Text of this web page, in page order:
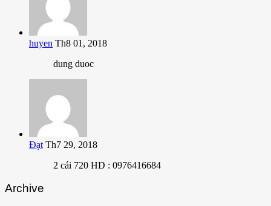
huyen Th8 01, 2018
dung duoc
Đạt Th7 29, 2018
2 cái 720 HD : 0976416684
Archive